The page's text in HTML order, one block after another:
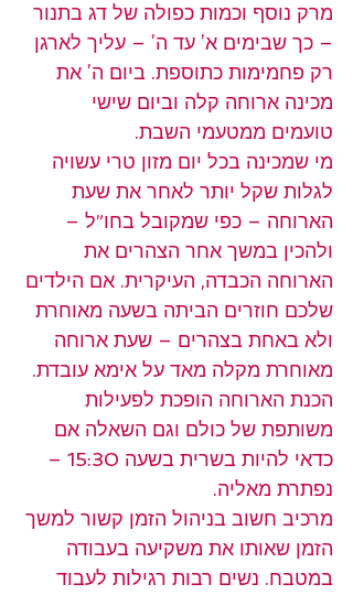
מרק נוסף וכמות כפולה של דג בתנור
– כך שבימים א’ עד ה’ – עליך לארגן
רק פחמימות כתוספת. ביום ה’ את
מכינה ארוחה קלה וביום שישי
טועמים ממטעמי השבת.
מי שמכינה בכל יום מזון טרי עשויה
לגלות שקל יותר לאחר את שעת
הארוחה – כפי שמקובל בחו”ל –
ולהכין במשך אחר הצהרים את
הארוחה הכבדה, העיקרית. אם הילדים
שלכם חוזרים הביתה בשעה מאוחרת
ולא באחת בצהרים – שעת ארוחה
מאוחרת מקלה מאד על אימא עובדת.
הכנת הארוחה הופכת לפעילות
משותפת של כולם וגם השאלה אם
כדאי להיות בשרית בשעה 15:30 –
נפתרת מאליה.
מרכיב חשוב בניהול הזמן קשור למשך
הזמן שאותו את משקיעה בעבודה
במטבח. נשים רבות רגילות לעבוד